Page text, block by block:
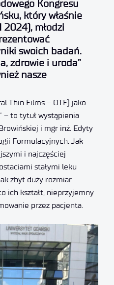
Kongresu
który właśnie
2024), młodzi
swoich badań.
zdrowie i uroda”
nasze
Thin Films – OTF) jako
– to tytuł wystąpienia
i mgr inż. Edyty
Formulacyjnych. Jak
i najczęściej
stałymi leku
zbyt duży rozmiar
ich kształt, nieprzyjemny
przez pacjenta.